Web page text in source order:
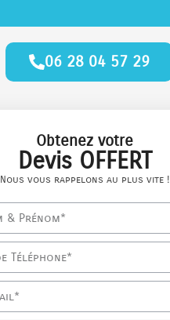
06 28 04 57 29
Obtenez votre
Devis OFFERT
Nous vous rappelons au plus vite !